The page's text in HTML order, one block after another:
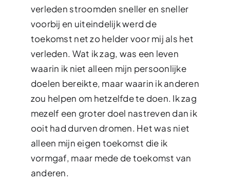
verleden stroomden sneller en sneller
voorbij en uiteindelijk werd de
toekomst net zo helder voor mij als het
verleden. Wat ik zag, was een leven
waarin ik niet alleen mijn persoonlijke
doelen bereikte, maar waarin ik anderen
zou helpen om hetzelfde te doen. Ik zag
mezelf een groter doel nastreven dan ik
ooit had durven dromen. Het was niet
alleen mijn eigen toekomst die ik
vormgaf, maar mede de toekomst van
anderen.